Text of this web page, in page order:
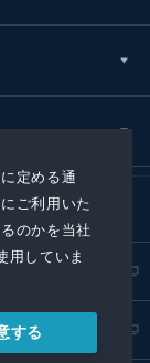
に定める通
ご利用いた
のかを当社
用していま
する
ス取扱基準